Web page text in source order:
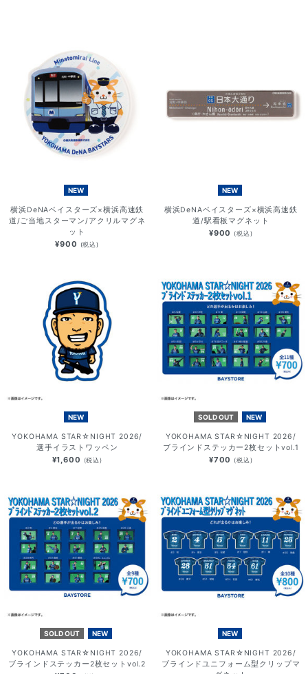
NEW
横浜DeNAベイスターズ×横浜高速鉄
道/ご当地スターマン/アクリルマグネ
ット
¥900 (税込)
NEW
横浜DeNAベイスターズ×横浜高速鉄
道/駅看板マグネット
¥900 (税込)
NEW
YOKOHAMA STAR☆NIGHT 2026/
選手イラストワッペン
¥1,600 (税込)
SOLD OUT NEW
YOKOHAMA STAR☆NIGHT 2026/
ブラインドステッカー2枚セットvol.1
¥700 (税込)
SOLD OUT NEW
YOKOHAMA STAR☆NIGHT 2026/
ブラインドステッカー2枚セットvol.2
NEW
YOKOHAMA STAR☆NIGHT 2026/
ブラインドユニフォーム型クリップマ